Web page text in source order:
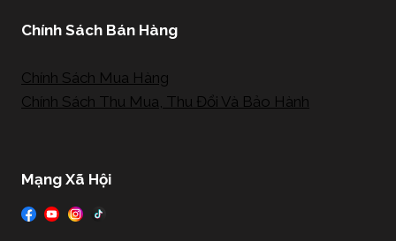
Chính Sách Bán Hàng
Chính Sách Mua Hàng
Chính Sách Thu Mua, Thu Đổi Và Bảo Hành
Mạng Xã Hội